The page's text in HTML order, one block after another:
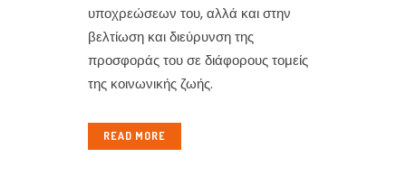
υποχρεώσεων του, αλλά και στην
βελτίωση και διεύρυνση της
προσφοράς του σε διάφορους τομείς
της κοινωνικής ζωής.
READ MORE